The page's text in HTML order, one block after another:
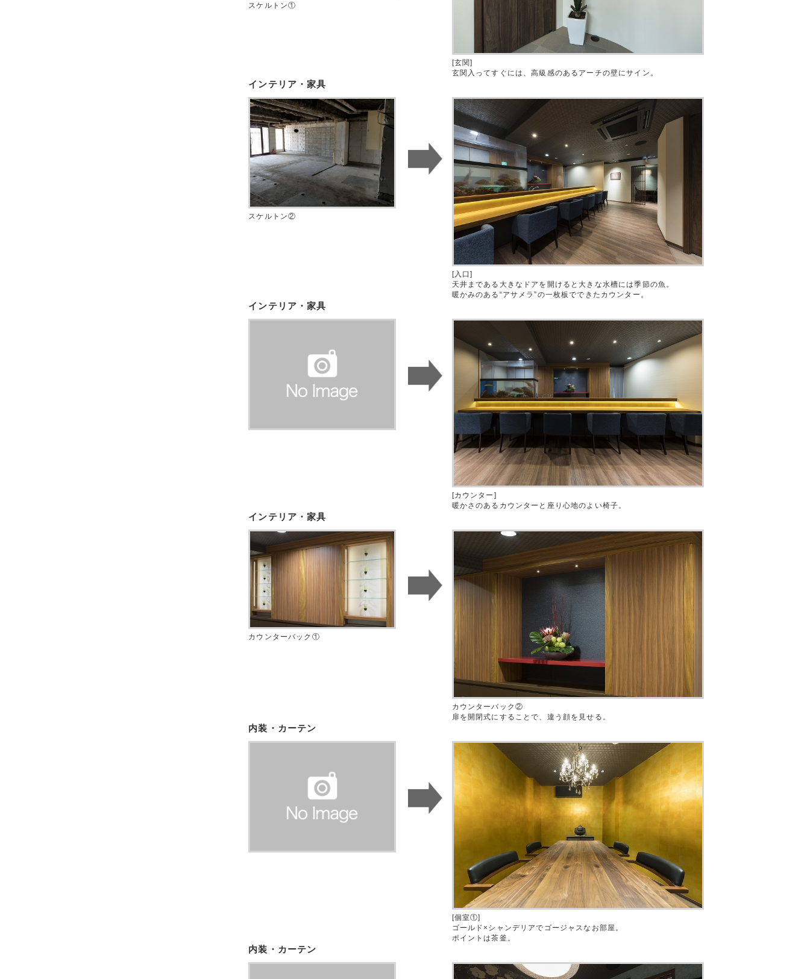
スケルトン①
[玄関]
玄関入ってすぐには、高級感のあるアーチの壁にサイン。
インテリア・家具
スケルトン②
[入口]
天井まである大きなドアを開けると大きな水槽には季節の魚。
暖かみのある“アサメラ”の一枚板でできたカウンター。
インテリア・家具
[カウンター]
暖かさのあるカウンターと座り心地のよい椅子。
インテリア・家具
カウンターバック①
カウンターバック②
扉を開閉式にすることで、違う顔を見せる。
内装・カーテン
[個室①]
ゴールド×シャンデリアでゴージャスなお部屋。
ポイントは茶釜。
内装・カーテン